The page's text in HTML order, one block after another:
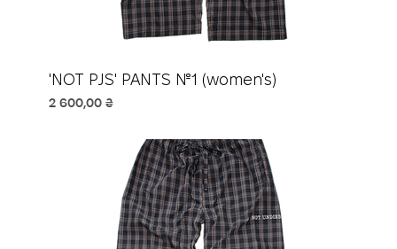
'NOT PJS' PANTS №1 (women's)
Ціна
2 600,00 ₴